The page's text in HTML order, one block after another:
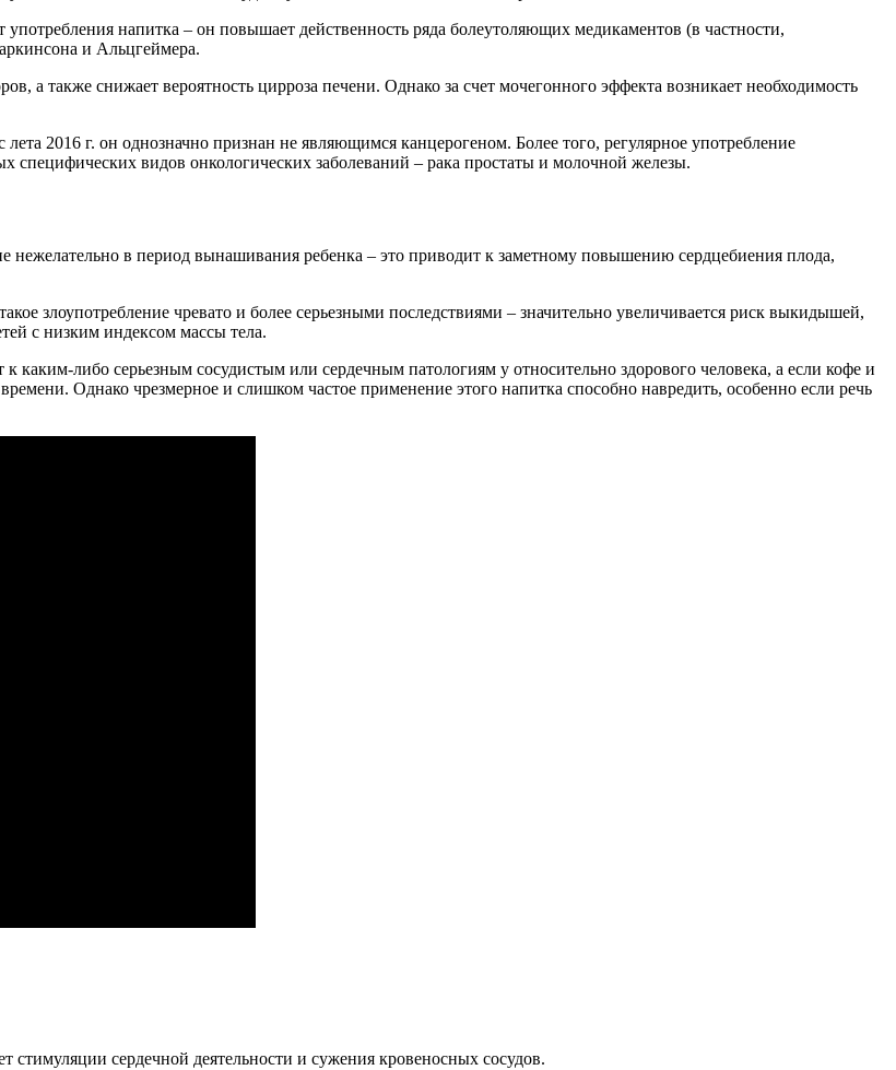
напитка – он повышает действенность ряда болеутоляющих медикаментов (в частности,
и Альцгеймера.
а также снижает вероятность цирроза печени. Однако за счет мочегонного эффекта возникает необходимость
2016 г. он однозначно признан не являющимся канцерогеном. Более того, регулярное употребление
специфических видов онкологических заболеваний – рака простаты и молочной железы.
нежелательно в период вынашивания ребенка – это приводит к заметному повышению сердцебиения плода,
злоупотребление чревато и более серьезными последствиями – значительно увеличивается риск выкидышей,
с низким индексом массы тела.
либо серьезным сосудистым или сердечным патологиям у относительно здорового человека, а если кофе и
Однако чрезмерное и слишком частое применение этого напитка способно навредить, особенно если речь
сердечной деятельности и сужения кровеносных сосудов.